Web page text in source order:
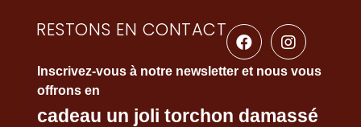
RESTONS EN CONTACT
Inscrivez-vous à notre newsletter et nous vous
offrons en
cadeau un joli torchon damassé